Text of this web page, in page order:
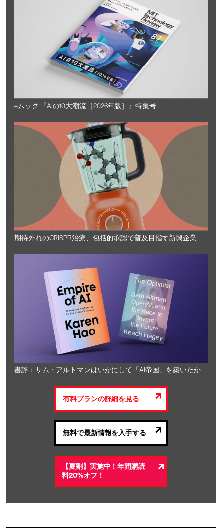
eムック 『AIの10大潮流［2026年版］』特集号
期待外れのCRISPR治療、包括的承認で普及目指す新興企業
書評：サム・アルトマンはいかにして「AI帝国」を築いたか
有料プランの詳細を見る
無料で最新情報を入手する
【夏割】実施中！年間購読
料20%オフ！